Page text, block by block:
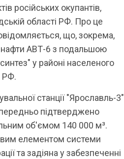
російських окупантів,
області РФ. Про це
що, зокрема,
нафти АВТ-6 з подальшою
у районі населеного
РФ.
станції "Ярославль-3"
підтверджено
об'ємом 140 000 м³.
елементом системи
та задіяна у забезпеченні